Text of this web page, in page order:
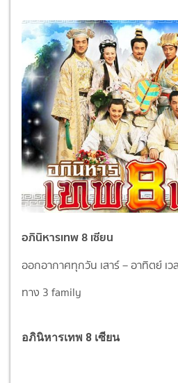
อภินิหารเทพ 8 เซียน
ออกอากาศทุกวัน เสาร์ – อาทิตย์ เ
ทาง 3 family
อภินิหารเทพ 8 เซียน